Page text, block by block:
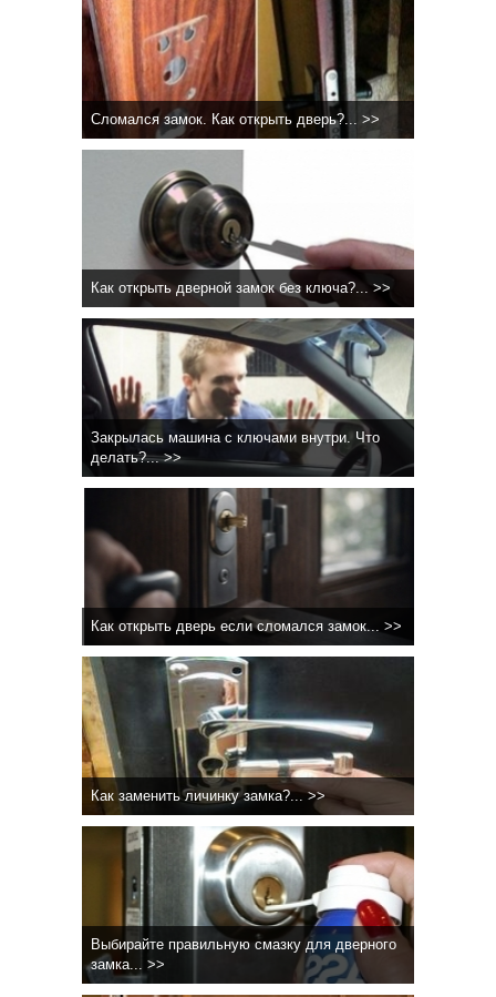
Сломался замок. Как открыть дверь?... >>
Как открыть дверной замок без ключа?... >>
Закрылась машина с ключами внутри. Что
делать?... >>
Как открыть дверь если сломался замок... >>
Как заменить личинку замка?... >>
Выбирайте правильную смазку для дверного
замка... >>